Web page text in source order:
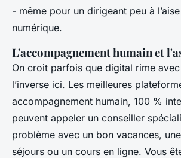
- même pour un dirigeant peu à
numérique.
L'accompagnement humain et
On croit parfois que digital rime avec
l’inverse ici. Les meilleures
accompagnement humain, 100 %
peuvent appeler un conseiller
problème avec un bon vacances,
séjours ou un cours en ligne. Vous